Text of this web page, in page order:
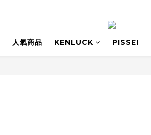
人氣商品 KENLUCK PISSEI